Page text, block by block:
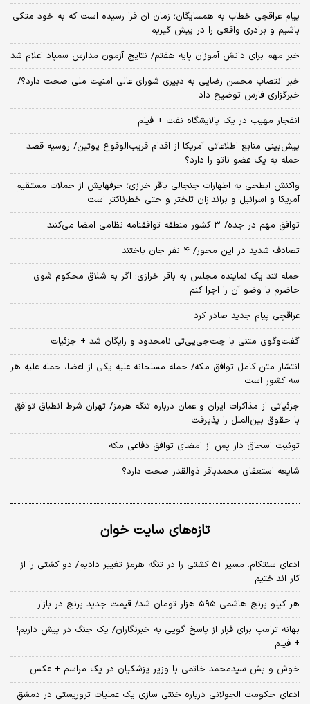
پیام عراقچی خطاب به همسایگان؛ زمان آن فرا رسیده است که به خود متکی
باشیم و برادری واقعی را در پیش گیریم
خبر مهم برای دانش آموزان پایه هفتم/ نتایج آزمون مدارس سمپاد اعلام شد
خبر انتصاب محسن رضایی به دبیری شورای عالی امنیت ملی صحت دارد؟/
خبرگزاری فارس توضیح داد
انفجار مهیب در یک پالایشگاه نفت + فیلم
پیش‌بینی منابع اطلاعاتی آمریکا از اقدام قریب‌الوقوع پوتین/ روسیه قصد
حمله به یک عضو ناتو را دارد؟
واکنش ابطحی به اظهارات جنجالی باقر خرازی؛ حرفهایش از حملات مستقیم
آمریکا و اسرائیل و براندازان تلختر و حتی خطرناکتر است
توافق مهم در جده/ ۳ کشور منطقه توافقنامه نظامی امضا می‌کنند
تصادف شدید در این محور/ ۴ نفر جان باختند
حمله تند یک نماینده مجلس به باقر خرازی: اگر به شلاق محکوم شوی
حاضرم با وضو آن را اجرا کنم
عراقچی پیام جدید صادر کرد
گفت‌وگوی متنی با چت‌جی‌پی‌تی نامحدود و رایگان شد + جزئیات
انتشار متن کامل توافق مکه/ حمله مسلحانه علیه یکی از اعضا، حمله علیه هر
سه کشور است
جزئیاتی از مذاکرات ایران و عمان درباره تنگه هرمز/ تهران شرط انطباق توافق
با حقوق بین‌الملل را پذیرفت
توئیت اسحاق دار پس از امضای توافق دفاعی مکه
شایعه استعفای محمدباقر ذوالقدر صحت دارد؟
تازه‌های سایت خوان
ادعای سنتکام: مسیر ۵۱ کشتی را در تنگه هرمز تغییر دادیم/ دو کشتی را از
کار انداختیم
هر کیلو برنج هاشمی ۵۹۵ هزار تومان شد/ قیمت جدید برنج در بازار
بهانه ترامپ برای فرار از پاسخ گویی به خبرنگاران/ یک جنگ در پیش داریم!
+ فیلم
خوش و بش سیدمحمد خاتمی با وزیر پزشکیان در یک مراسم + عکس
ادعای حکومت الجولانی درباره خنثی سازی یک عملیات تروریستی در دمشق